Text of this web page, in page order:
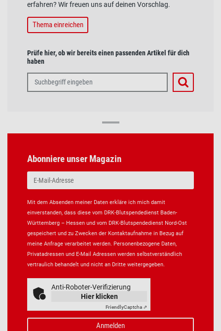
erfahren? Wir freuen uns auf deinen Vorschlag.
Thema einreichen
Prüfe hier, ob wir bereits einen passenden Artikel für dich
haben
Abonniere unser Magazin
Mit dem Absenden meiner Daten erkläre ich mich damit
einverstanden, dass diese vom DRK-Blutspendedienst Baden-
Württemberg – Hessen und vom DRK-Blutspendedienst Nord-Ost
gespeichert und zu Zwecken der Kontaktaufnahme in Bezug auf
meine Anfrage verarbeitet werden. Personenbezogene Daten,
Privatadressen und E-Mail Adressen werden selbstverständlich
vertraulich behandelt und nicht an Dritte weitergegeben.
Anti-Roboter-Verifizierung
Hier klicken
FriendlyCaptcha ⇗